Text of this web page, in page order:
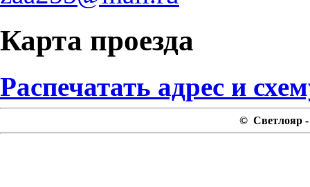
Карта проезда
Распечатать адрес и
© Светлояр -